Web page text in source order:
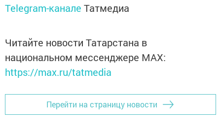
Telegram-канале Татмедиа
Читайте новости Татарстана в
национальном мессенджере MАХ:
https://max.ru/tatmedia
Перейти на страницу новости